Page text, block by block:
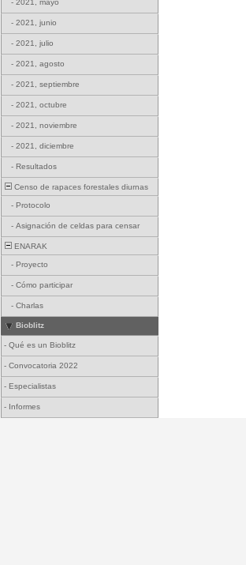
- 2021, mayo
- 2021, junio
- 2021, julio
- 2021, agosto
- 2021, septiembre
- 2021, octubre
- 2021, noviembre
- 2021, diciembre
- Resultados
Censo de rapaces forestales diurnas
- Protocolo
- Asignación de celdas para censar
ENARAK
- Proyecto
- Cómo participar
- Charlas
Bioblitz
- Qué es un Bioblitz
- Convocatoria 2022
- Especialistas
- Informes